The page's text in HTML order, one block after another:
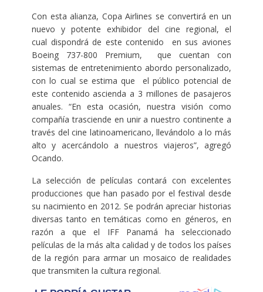
Con esta alianza, Copa Airlines se convertirá en un
nuevo y potente exhibidor del cine regional, el
cual dispondrá de este contenido en sus aviones
Boeing 737-800 Premium, que cuentan con
sistemas de entretenimiento abordo personalizado,
con lo cual se estima que el público potencial de
este contenido ascienda a 3 millones de pasajeros
anuales. “En esta ocasión, nuestra visión como
compañía trasciende en unir a nuestro continente a
través del cine latinoamericano, llevándolo a lo más
alto y acercándolo a nuestros viajeros”, agregó
Ocando.
La selección de películas contará con excelentes
producciones que han pasado por el festival desde
su nacimiento en 2012. Se podrán apreciar historias
diversas tanto en temáticas como en géneros, en
razón a que el IFF Panamá ha seleccionado
películas de la más alta calidad y de todos los países
de la región para armar un mosaico de realidades
que transmiten la cultura regional.